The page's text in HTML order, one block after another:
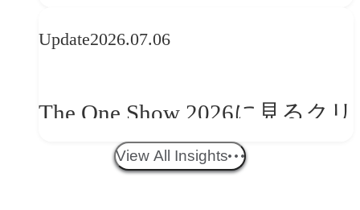
望
Update2026.07.06
The One Show 2026に見るクリ
エイティブトレンド──社会
View All Insights